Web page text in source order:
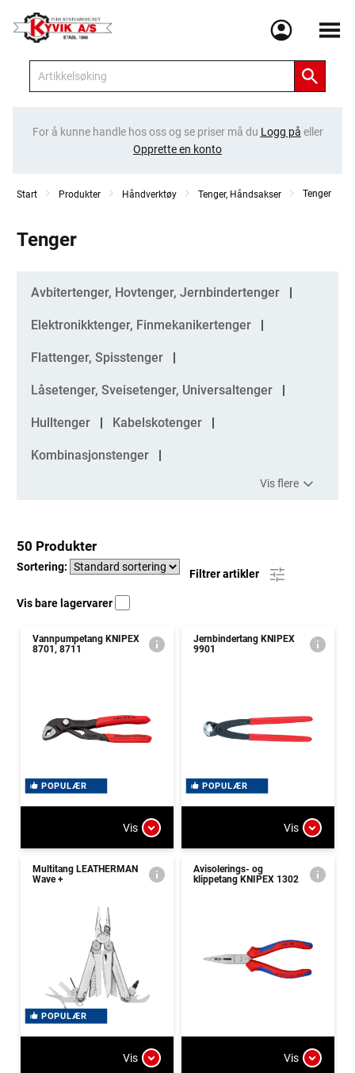
Meny
For å kunne handle hos oss og se priser må du Logg på eller
Opprette en konto
Start Produkter Håndverktøy Tenger, Håndsakser Tenger
Tenger
Kategorier
Avbitertenger, Hovtenger, Jernbindertenger
Elektronikktenger, Finmekanikertenger
Flattenger, Spisstenger
Låsetenger, Sveisetenger, Universaltenger
Hulltenger Kabelskotenger
Kombinasjonstenger
Vis flere
50 Produkter
Sortering:
Filtrer artikler
Vis bare lagervarer
Vannpumpetang KNIPEX
8701, 8711
POPULÆR
Vis
Jernbindertang KNIPEX
9901
POPULÆR
Vis
Multitang LEATHERMAN
Wave +
POPULÆR
Vis
Avisolerings- og
klippetang KNIPEX 1302
Vis